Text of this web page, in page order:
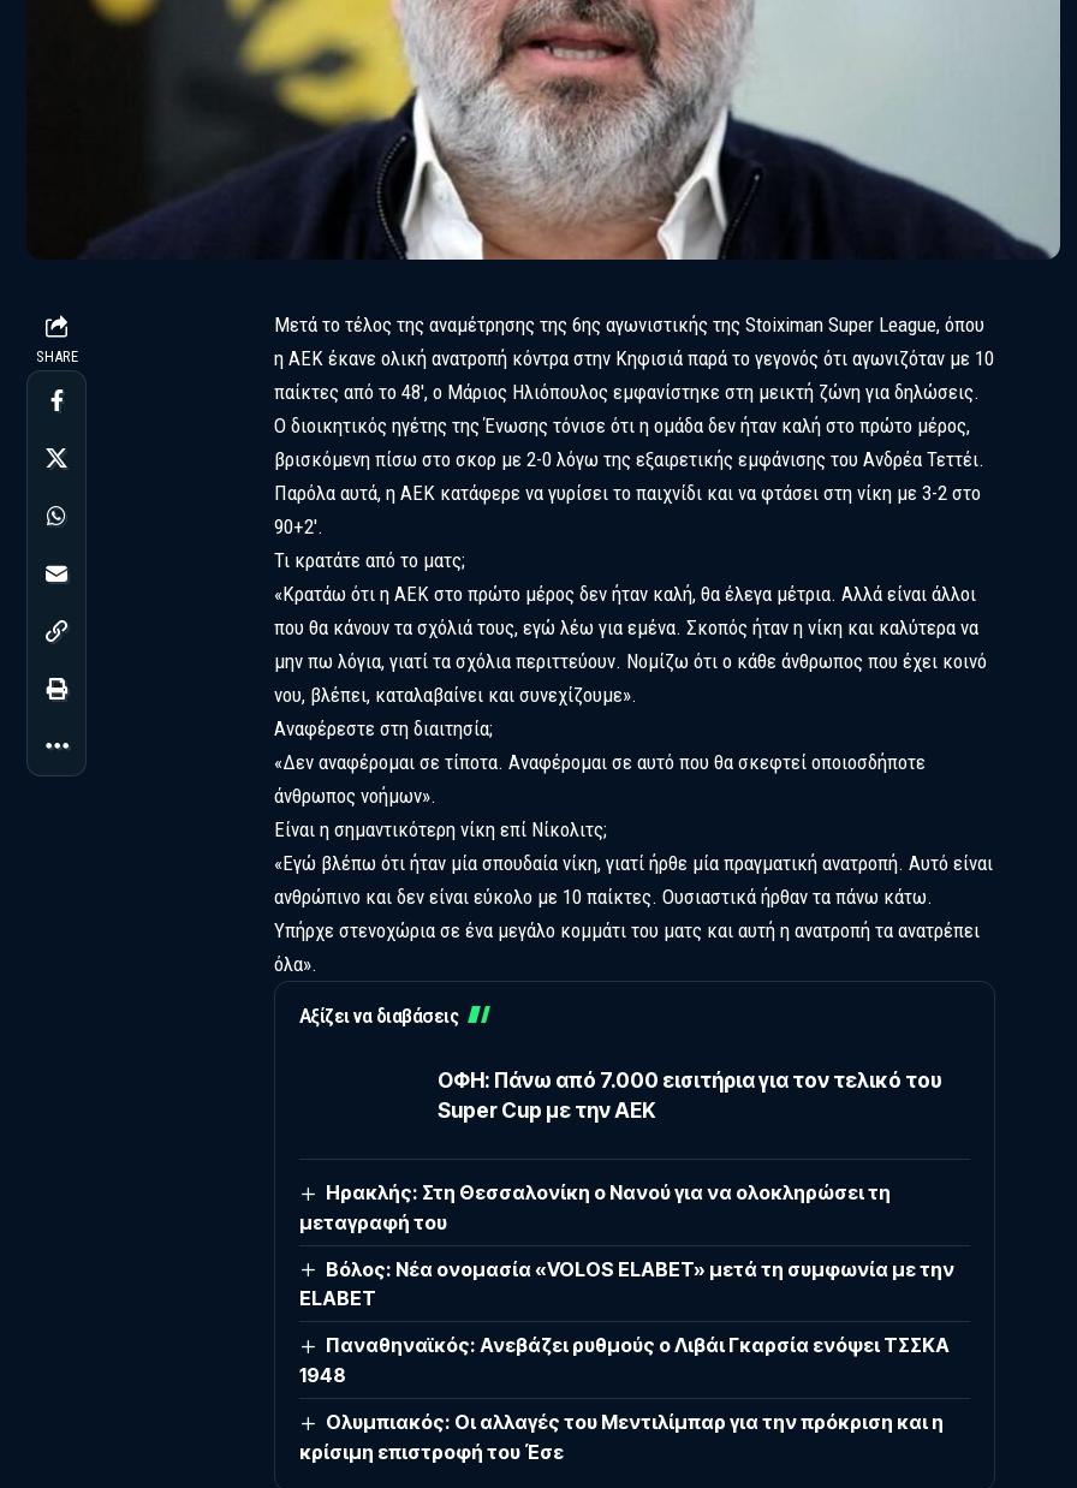
SHARE
Μετά το τέλος της αναμέτρησης της 6ης αγωνιστικής της Stoiximan Super League, όπου
η ΑΕΚ έκανε ολική ανατροπή κόντρα στην Κηφισιά παρά το γεγονός ότι αγωνιζόταν με 10
παίκτες από το 48′, ο Μάριος Ηλιόπουλος εμφανίστηκε στη μεικτή ζώνη για δηλώσεις.
Ο διοικητικός ηγέτης της Ένωσης τόνισε ότι η ομάδα δεν ήταν καλή στο πρώτο μέρος,
βρισκόμενη πίσω στο σκορ με 2-0 λόγω της εξαιρετικής εμφάνισης του Ανδρέα Τεττέι.
Παρόλα αυτά, η ΑΕΚ κατάφερε να γυρίσει το παιχνίδι και να φτάσει στη νίκη με 3-2 στο
90+2′.
Τι κρατάτε από το ματς;
«Κρατάω ότι η ΑΕΚ στο πρώτο μέρος δεν ήταν καλή, θα έλεγα μέτρια. Αλλά είναι άλλοι
που θα κάνουν τα σχόλιά τους, εγώ λέω για εμένα. Σκοπός ήταν η νίκη και καλύτερα να
μην πω λόγια, γιατί τα σχόλια περιττεύουν. Νομίζω ότι ο κάθε άνθρωπος που έχει κοινό
νου, βλέπει, καταλαβαίνει και συνεχίζουμε».
Αναφέρεστε στη διαιτησία;
«Δεν αναφέρομαι σε τίποτα. Αναφέρομαι σε αυτό που θα σκεφτεί οποιοσδήποτε
άνθρωπος νοήμων».
Είναι η σημαντικότερη νίκη επί Νίκολιτς;
«Εγώ βλέπω ότι ήταν μία σπουδαία νίκη, γιατί ήρθε μία πραγματική ανατροπή. Αυτό είναι
ανθρώπινο και δεν είναι εύκολο με 10 παίκτες. Ουσιαστικά ήρθαν τα πάνω κάτω.
Υπήρχε στενοχώρια σε ένα μεγάλο κομμάτι του ματς και αυτή η ανατροπή τα ανατρέπει
όλα».
Αξίζει να διαβάσεις
ΟΦΗ: Πάνω από 7.000 εισιτήρια για τον τελικό του
Super Cup με την ΑΕΚ
Ηρακλής: Στη Θεσσαλονίκη ο Νανού για να ολοκληρώσει τη
μεταγραφή του
Βόλος: Νέα ονομασία «VOLOS ELABET» μετά τη συμφωνία με την
ELABET
Παναθηναϊκός: Ανεβάζει ρυθμούς ο Λιβάι Γκαρσία ενόψει ΤΣΣΚΑ
1948
Ολυμπιακός: Οι αλλαγές του Μεντιλίμπαρ για την πρόκριση και η
κρίσιμη επιστροφή του Έσε